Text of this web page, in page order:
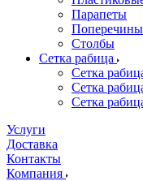
Парапеты
Поперечины
Столбы
Сетка рабица
Сетка
Сетка
Сетка
Услуги
Доставка
Контакты
Компания